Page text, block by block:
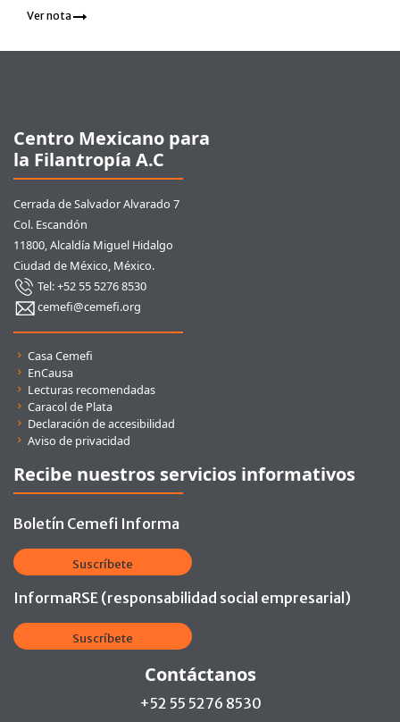
Ver nota
Centro Mexicano para
la Filantropía A.C
Cerrada de Salvador Alvarado 7
Col. Escandón
11800, Alcaldía Miguel Hidalgo
Ciudad de México, México.
Tel: +52 55 5276 8530
cemefi@cemefi.org
Enlaces rápidos
Casa Cemefi
EnCausa
Lecturas recomendadas
Caracol de Plata
Declaración de accesibilidad
Aviso de privacidad
Recibe nuestros servicios informativos
Boletín Cemefi Informa
Suscríbete
InformaRSE (responsabilidad social empresarial)
Suscríbete
Contáctanos
+52 55 5276 8530